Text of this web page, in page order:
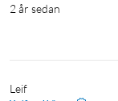
2 år sedan
Leif